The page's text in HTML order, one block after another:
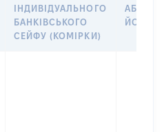
ІНДИВІДУАЛЬНОГО
БАНКІВСЬКОГО
СЕЙФУ (КОМІРКИ)
АБО
ЙОГО